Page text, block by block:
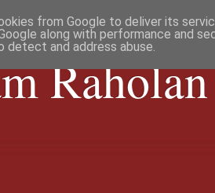
from Google to deliver its
along with performance and
detect and address abuse.